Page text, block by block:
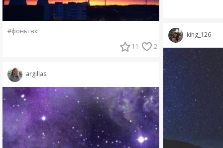
#фоны вк
11 2
argillas
king_126